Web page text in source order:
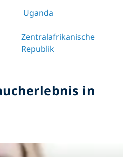
Uganda
Zentralafrikanische
Republik
in